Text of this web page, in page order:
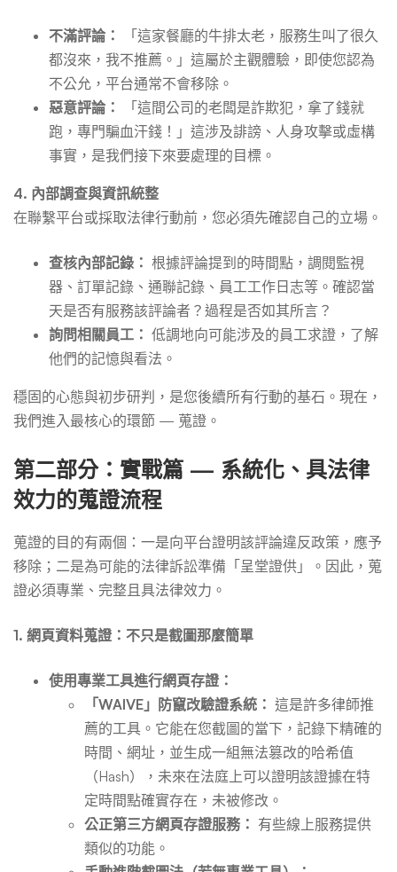
不滿評論：
「這家餐廳的牛排太老，服務生叫了很久
都沒來，我不推薦。」這屬於主觀體驗，即使您認為
不公允，平台通常不會移除。
惡意評論：
「這間公司的老闆是詐欺犯，拿了錢就
跑，專門騙血汗錢！」這涉及誹謗、人身攻擊或虛構
事實，是我們接下來要處理的目標。
4. 內部調查與資訊統整
在聯繫平台或採取法律行動前，您必須先確認自己的立場。
查核內部記錄： 根據評論提到的時間點，調閱監視
器、訂單記錄、通聯記錄、員工工作日志等。確認當
天是否有服務該評論者？過程是否如其所言？
詢問相關員工： 低調地向可能涉及的員工求證，了解
他們的記憶與看法。
穩固的心態與初步研判，是您後續所有行動的基石。現在，
我們進入最核心的環節 — 蒐證。
第二部分：實戰篇 — 系統化、具法律
效力的蒐證流程
蒐證的目的有兩個：一是向平台證明該評論違反政策，應予
移除；二是為可能的法律訴訟準備「呈堂證供」。因此，蒐
證必須專業、完整且具法律效力。
1. 網頁資料蒐證：不只是截圖那麼簡單
使用專業工具進行網頁存證：
「WAIVE」防竄改驗證系統： 這是許多律師推
薦的工具。它能在您截圖的當下，記錄下精確的
時間、網址，並生成一組無法篡改的哈希值
（Hash），未來在法庭上可以證明該證據在特
定時間點確實存在，未被修改。
公正第三方網頁存證服務： 有些線上服務提供
類似的功能。